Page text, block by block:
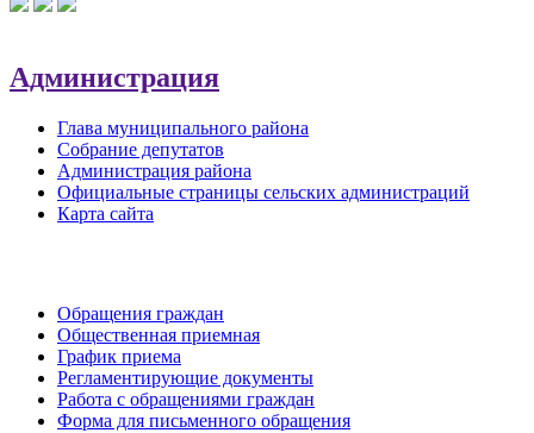
Администрация
Глава муниципального района
Собрание депутатов
Администрация района
Официальные страницы сельских администраций
Карта сайта
Обращения граждан
Общественная приемная
График приема
Регламентирующие документы
Работа с обращениями граждан
Форма для письменного обращения